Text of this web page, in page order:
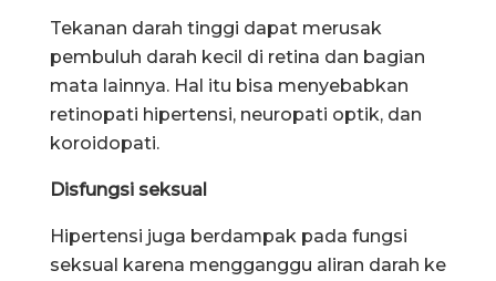
Tekanan darah tinggi dapat merusak
pembuluh darah kecil di retina dan bagian
mata lainnya. Hal itu bisa menyebabkan
retinopati hipertensi, neuropati optik, dan
koroidopati.
Disfungsi seksual
Hipertensi juga berdampak pada fungsi
seksual karena mengganggu aliran darah ke